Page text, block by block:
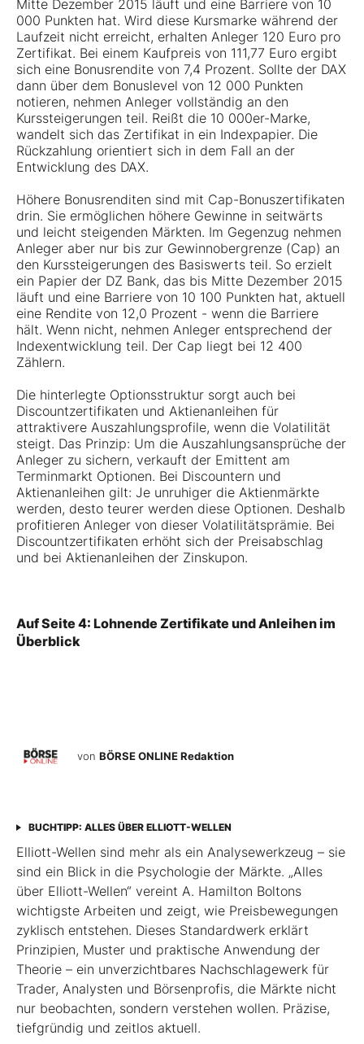
Mitte Dezember 2015 läuft und eine Barriere von 10
000 Punkten hat. Wird diese Kursmarke während der
Laufzeit nicht erreicht, erhalten Anleger 120 Euro pro
Zertifikat. Bei einem Kaufpreis von 111,77 Euro ergibt
sich eine Bonusrendite von 7,4 Prozent. Sollte der DAX
dann über dem Bonuslevel von 12 000 Punkten
notieren, nehmen Anleger vollständig an den
Kurssteigerungen teil. Reißt die 10 000er-Marke,
wandelt sich das Zertifikat in ein Indexpapier. Die
Rückzahlung orientiert sich in dem Fall an der
Entwicklung des DAX.
Höhere Bonusrenditen sind mit Cap-Bonuszertifikaten
drin. Sie ermöglichen höhere Gewinne in seitwärts
und leicht steigenden Märkten. Im Gegenzug nehmen
Anleger aber nur bis zur Gewinnobergrenze (Cap) an
den Kurssteigerungen des Basiswerts teil. So erzielt
ein Papier der DZ Bank, das bis Mitte Dezember 2015
läuft und eine Barriere von 10 100 Punkten hat, aktuell
eine Rendite von 12,0 Prozent - wenn die Barriere
hält. Wenn nicht, nehmen Anleger entsprechend der
Indexentwicklung teil. Der Cap liegt bei 12 400
Zählern.
Die hinterlegte Optionsstruktur sorgt auch bei
Discountzertifikaten und Aktienanleihen für
attraktivere Auszahlungsprofile, wenn die Volatilität
steigt. Das Prinzip: Um die Auszahlungsansprüche der
Anleger zu sichern, verkauft der Emittent am
Terminmarkt Optionen. Bei Discountern und
Aktienanleihen gilt: Je unruhiger die Aktienmärkte
werden, desto teurer werden diese Optionen. Deshalb
profitieren Anleger von dieser Volatilitätsprämie. Bei
Discountzertifikaten erhöht sich der Preisabschlag
und bei Aktienanleihen der Zinskupon.
Auf Seite 4: Lohnende Zertifikate und Anleihen im
Überblick
von BÖRSE ONLINE Redaktion
BUCHTIPP: ALLES ÜBER ELLIOTT-WELLEN
Elliott-Wellen sind mehr als ein Analysewerkzeug – sie
sind ein Blick in die Psychologie der Märkte. „Alles
über Elliott-Wellen“ vereint A. Hamilton Boltons
wichtigste Arbeiten und zeigt, wie Preisbewegungen
zyklisch entstehen. Dieses Standardwerk erklärt
Prinzipien, Muster und praktische Anwendung der
Theorie – ein unverzichtbares Nachschlagewerk für
Trader, Analysten und Börsenprofis, die Märkte nicht
nur beobachten, sondern verstehen wollen. Präzise,
tiefgründig und zeitlos aktuell.